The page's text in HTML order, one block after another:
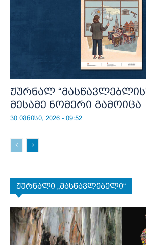
ჟურნალ
მესამე ნომერი გამოიცა
30 ივნისი, 2026 - 09:52
ჟურნალი „მასწავლებელი“